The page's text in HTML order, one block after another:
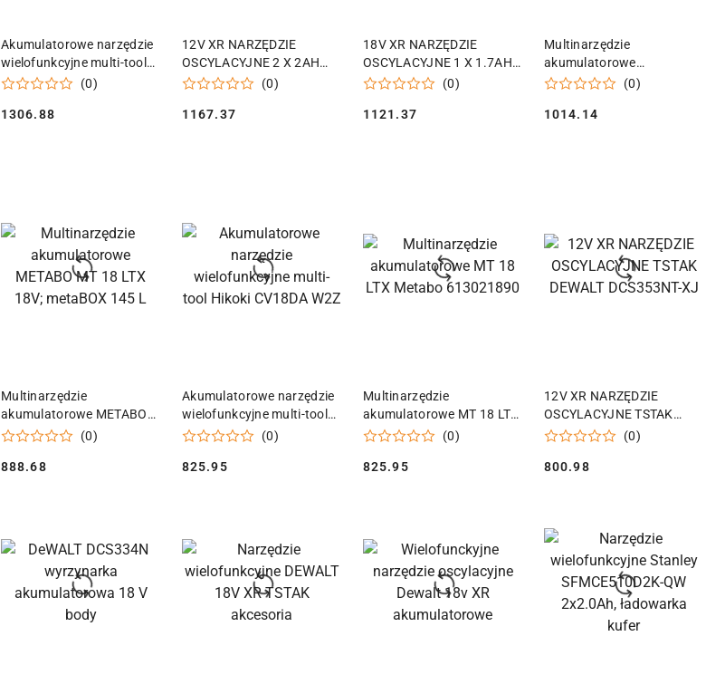
Akumulatorowe narzędzie
wielofunkcyjne multi-tool
Hikoki CV18DA WRZ
(0)
Cena:
1306.88
DODAJ DO KOSZYKA
12V XR NARZĘDZIE
OSCYLACYJNE 2 X 2AH
DEWALT DCS353D2-QW
(0)
Cena:
1167.37
18V XR NARZĘDZIE
OSCYLACYJNE 1 X 1.7AH
POWERSTACK DEWALT
(0)
Cena:
1121.37
Multinarzędzie
akumulatorowe
PowerMaxx MT 12 Metabo
(0)
Cena:
1014.14
DODAJ DO KOSZYKA
Multinarzędzie
akumulatorowe METABO
MT 18 LTX 18V; metaBOX
(0)
Cena:
888.68
DODAJ DO KOSZYKA
Akumulatorowe narzędzie
wielofunkcyjne multi-tool
Hikoki CV18DA W2Z
(0)
Cena:
825.95
DODAJ DO KOSZYKA
Multinarzędzie
akumulatorowe MT 18 LTX
Metabo 613021890
(0)
Cena:
825.95
DODAJ DO KOSZYKA
12V XR NARZĘDZIE
OSCYLACYJNE TSTAK
DEWALT DCS353NT-XJ
(0)
Cena:
800.98